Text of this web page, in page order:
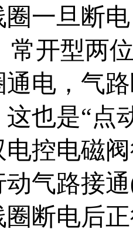
圈一旦断
常开型两
电，气
这也是“点
控电磁
动气路接
断电后